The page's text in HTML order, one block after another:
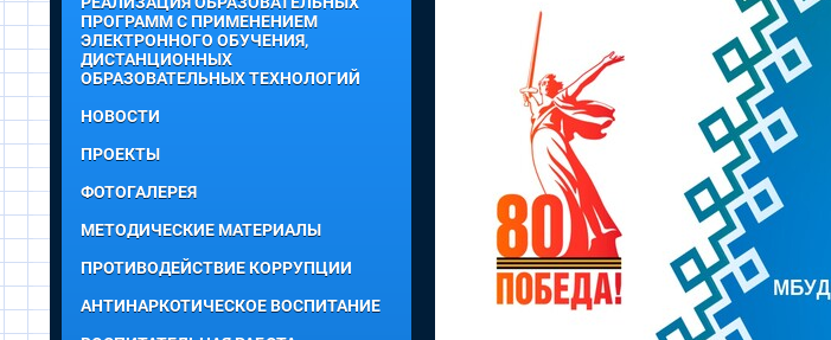
ПРОГРАММ С ПРИМЕНЕНИЕМ
ЭЛЕКТРОННОГО ОБУЧЕНИЯ,
ДИСТАНЦИОННЫХ
ОБРАЗОВАТЕЛЬНЫХ ТЕХНОЛОГИЙ
НОВОСТИ
ПРОЕКТЫ
ФОТОГАЛЕРЕЯ
МЕТОДИЧЕСКИЕ МАТЕРИАЛЫ
ПРОТИВОДЕЙСТВИЕ КОРРУПЦИИ
АНТИНАРКОТИЧЕСКОЕ ВОСПИТАНИЕ